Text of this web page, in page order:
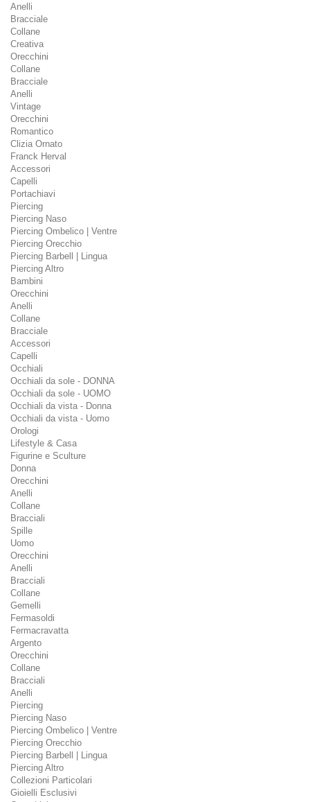
Anelli
Bracciale
Collane
Creativa
Orecchini
Collane
Bracciale
Anelli
Vintage
Orecchini
Romantico
Clizia Ornato
Franck Herval
Accessori
Capelli
Portachiavi
Piercing
Piercing Naso
Piercing Ombelico | Ventre
Piercing Orecchio
Piercing Barbell | Lingua
Piercing Altro
Bambini
Orecchini
Anelli
Collane
Bracciale
Accessori
Capelli
Occhiali
Occhiali da sole - DONNA
Occhiali da sole - UOMO
Occhiali da vista - Donna
Occhiali da vista - Uomo
Orologi
Lifestyle & Casa
Figurine e Sculture
Donna
Orecchini
Anelli
Collane
Bracciali
Spille
Uomo
Orecchini
Anelli
Bracciali
Collane
Gemelli
Fermasoldi
Fermacravatta
Argento
Orecchini
Collane
Bracciali
Anelli
Piercing
Piercing Naso
Piercing Ombelico | Ventre
Piercing Orecchio
Piercing Barbell | Lingua
Piercing Altro
Collezioni Particolari
Gioielli Esclusivi